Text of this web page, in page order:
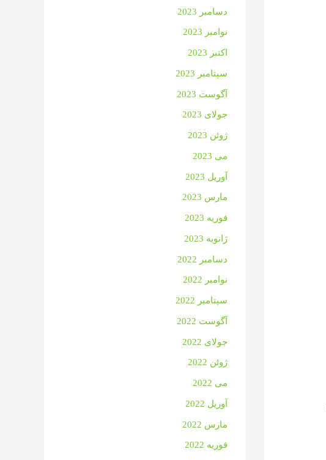
دسامبر 2023
نوامبر 2023
اکتبر 2023
سپتامبر 2023
آگوست 2023
جولای 2023
ژوئن 2023
می 2023
آوریل 2023
مارس 2023
فوریه 2023
ژانویه 2023
دسامبر 2022
نوامبر 2022
سپتامبر 2022
آگوست 2022
جولای 2022
ژوئن 2022
می 2022
آوریل 2022
مارس 2022
فوریه 2022